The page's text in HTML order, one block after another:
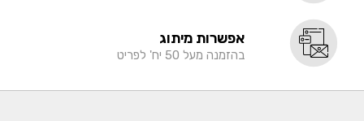
אפשרות מיתוג
בהזמנה מעל 50 יח' לפריט